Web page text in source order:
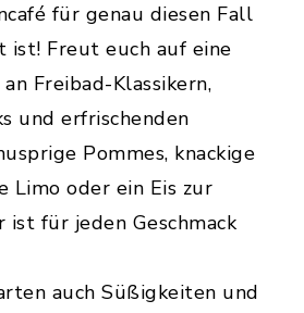
für genau diesen Fall
ist! Freut euch auf eine
Freibad-Klassikern,
und erfrischenden
Pommes, knackige
Limo oder ein Eis zur
für jeden Geschmack
auch Süßigkeiten und